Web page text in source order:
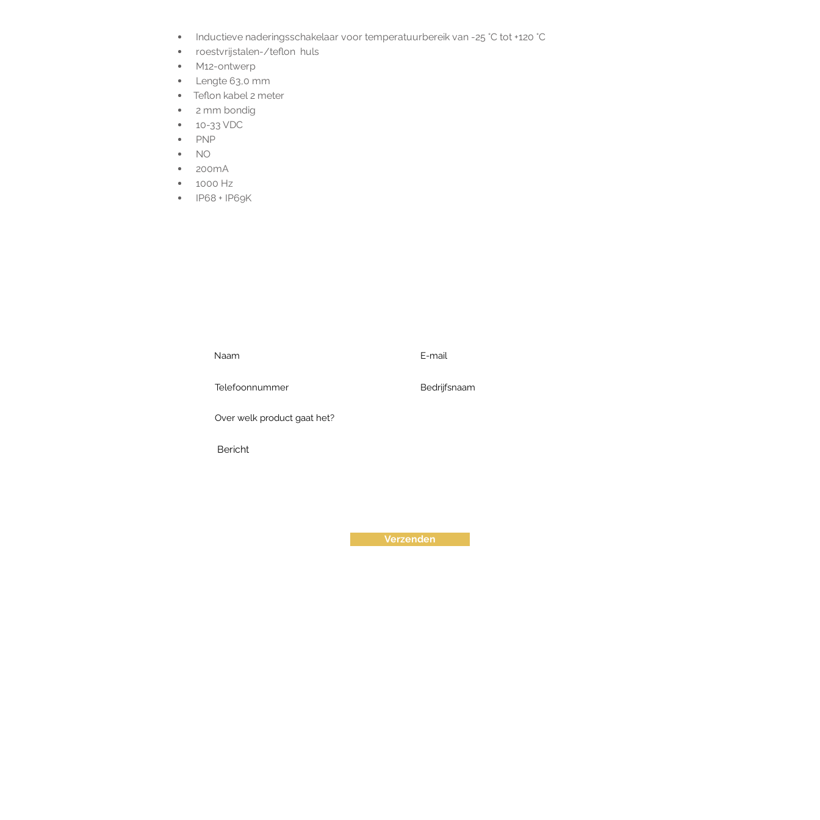
Inductieve naderingsschakelaar voor temperatuurbereik van -25 °C tot +120 °C
roestvrijstalen-/teflon  huls
M12-ontwerp
Lengte 63,0 mm
Teflon kabel 2 meter
2 mm bondig
10-33 VDC
PNP
NO
200mA
1000 Hz
IP68 + IP69K
Verzenden